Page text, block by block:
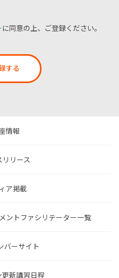
に同意の上、ご登録ください。
する
情報
リリース
ア掲載
ントファシリテーター一覧
バーサイト
新講習日程